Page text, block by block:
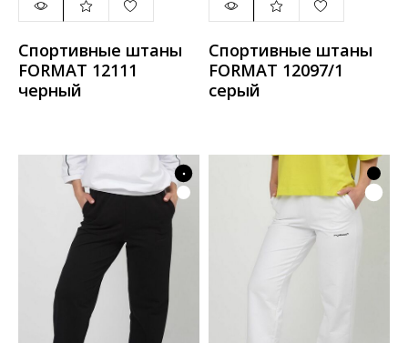
Спортивные штаны
FORMAT 12111
черный
Спортивные штаны
FORMAT 12097/1
серый